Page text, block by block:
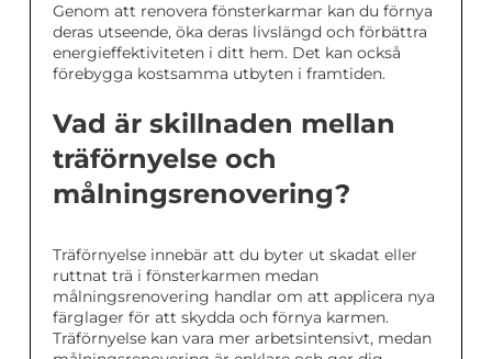
Genom att renovera fönsterkarmar kan du förnya
deras utseende, öka deras livslängd och förbättra
energieffektiviteten i ditt hem. Det kan också
förebygga kostsamma utbyten i framtiden.
Vad är skillnaden mellan
träförnyelse och
målningsrenovering?
Träförnyelse innebär att du byter ut skadat eller
ruttnat trä i fönsterkarmen medan
målningsrenovering handlar om att applicera nya
färglager för att skydda och förnya karmen.
Träförnyelse kan vara mer arbetsintensivt, medan